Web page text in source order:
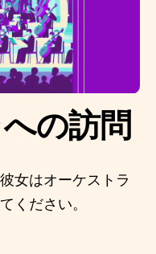
の訪問
女はオーケストラ
ください。